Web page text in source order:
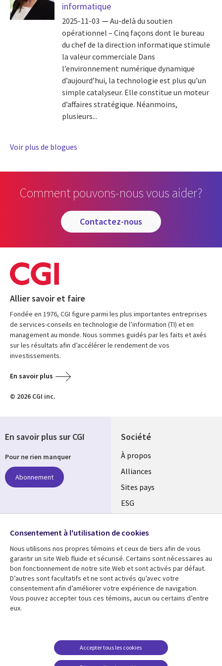
informatique
2025-11-03
Au-delà du soutien
opérationnel – Cinq façons dont le bureau
du chef de la direction informatique stimule
la valeur commerciale Dans
l’environnement numérique dynamique
d’aujourd’hui, la technologie est plus qu’un
simple catalyseur. Elle constitue un moteur
d’affaires stratégique. Néanmoins,
plusieurs...
Voir plus de blogues
Comment pouvons-nous vous aider?
contactez-nous
Allier savoir et faire
Fondée en 1976, CGI figure parmi les plus importantes entreprises
de services-conseils en technologie de l’information (TI) et en
management au monde. Nous sommes guidés par les faits et axés
sur les résultats afin d’accélérer le rendement de vos
investissements.
En savoir plus
© 2026 CGI inc.
Société
À propos
Alliances
Sites pays
ESG
Fusions
Salle de presse
Ressources
Articles
Études de cas
Support
Restrictions et
conditions juridiques
En savoir plus sur CGI
Pour ne rien manquer
Abonnement
Suivez-nous
Social
Media
Global
FR
Consentement à l'utilisation de cookies
Nous utilisons nos propres témoins et ceux de tiers afin de vous
garantir un site Web fluide et sécurisé. Certains sont nécessaires au
bon fonctionnement de notre site Web et sont activés par défaut.
D’autres sont facultatifs et ne sont activés qu’avec votre
consentement afin d’améliorer votre expérience de navigation.
Vous pouvez accepter tous ces témoins, aucun ou certains d’entre
eux.
Accepter tous les cookies